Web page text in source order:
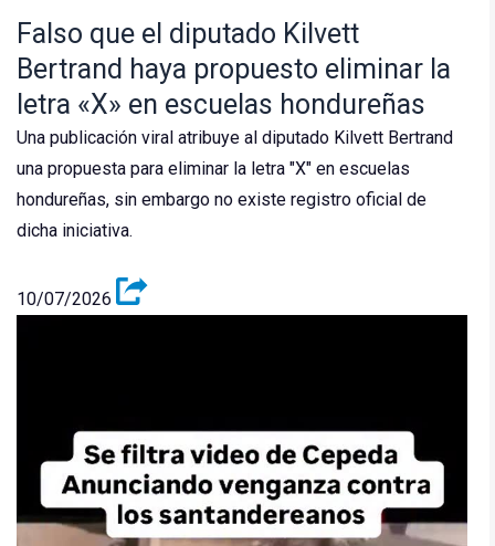
Falso que el diputado Kilvett
Bertrand haya propuesto eliminar la
letra «X» en escuelas hondureñas
Una publicación viral atribuye al diputado Kilvett Bertrand
una propuesta para eliminar la letra "X" en escuelas
hondureñas, sin embargo no existe registro oficial de
dicha iniciativa.
10/07/2026